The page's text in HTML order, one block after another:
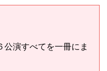
演すべてを一冊にま